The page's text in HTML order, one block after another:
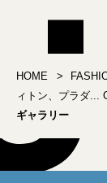
HOME
ィトン、プラダ...
ギャラリー